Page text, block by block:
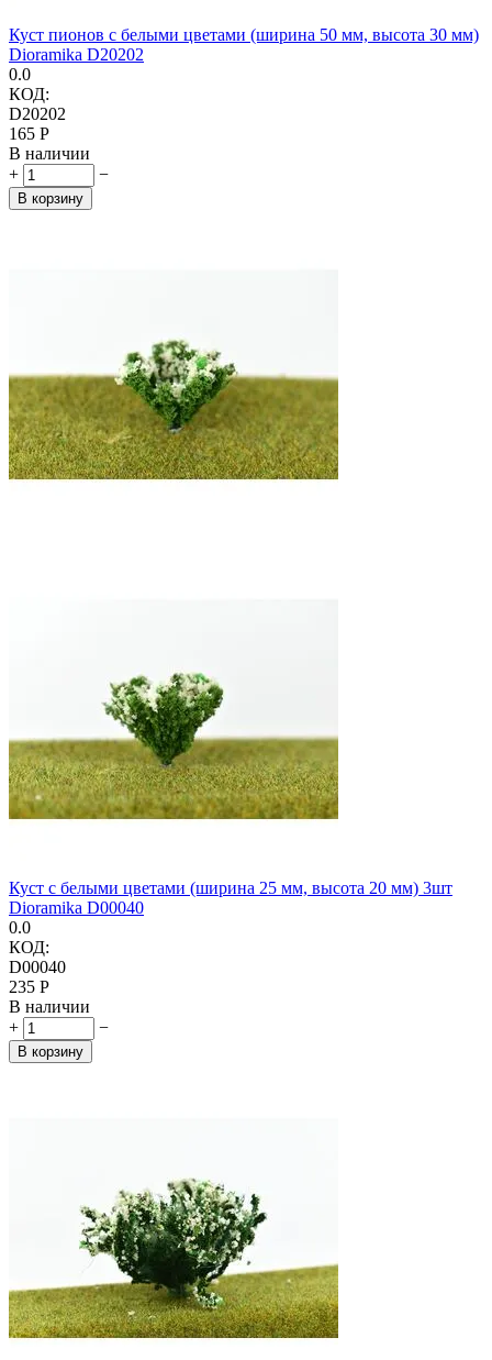
Куст пионов с белыми цветами (ширина 50 мм, высота 30 мм)
Dioramika D20202
0.0
КОД:
D20202
‍165‍ Р
В наличии
+
−
В корзину
Куст с белыми цветами (ширина 25 мм, высота 20 мм) 3шт
Dioramika D00040
0.0
КОД:
D00040
‍235‍ Р
В наличии
+
−
В корзину